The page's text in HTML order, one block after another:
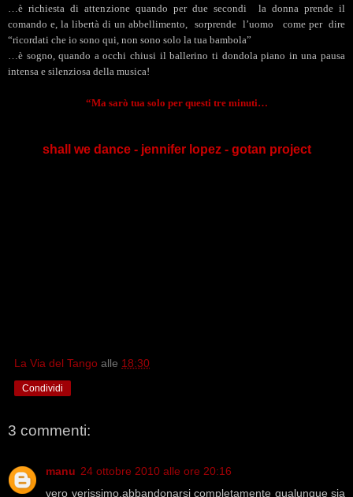
…è richiesta di attenzione quando per due secondi
la donna prende il
comando e, la libertà di un abbellimento,
sorprende l’uomo come per dire
“ricordati che io sono qui, non sono solo la tua bambola”
…è sogno, quando a occhi chiusi il ballerino ti dondola piano in una pausa
intensa e silenziosa della musica!
“Ma sarò tua solo per questi tre minuti…
shall we dance - jennifer lopez - gotan project
La Via del Tango alle 18:30
Condividi
3 commenti:
manu 24 ottobre 2010 alle ore 20:16
vero verissimo,abbandonarsi completamente qualunque sia